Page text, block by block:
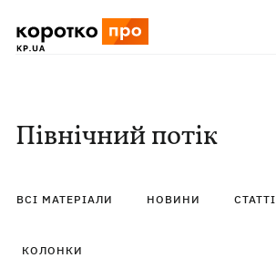
Північний потік
ВСІ МАТЕРІАЛИ НОВИНИ СТАТТІ
КОЛОНКИ